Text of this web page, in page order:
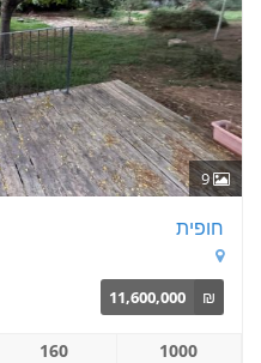
9
חופית
₪
11,600,000
1000
160